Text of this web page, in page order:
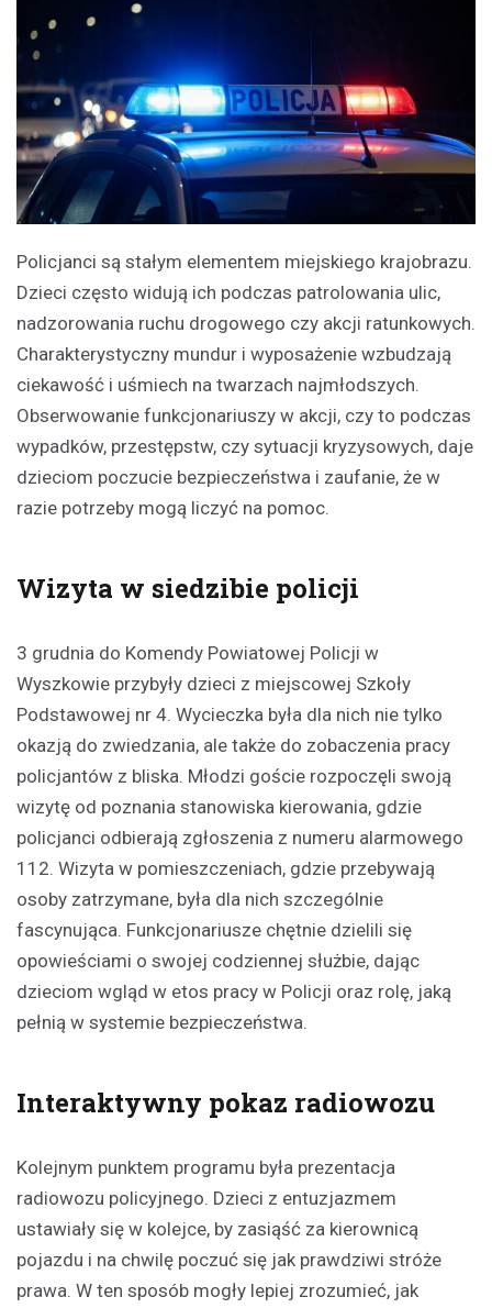
Policjanci są stałym elementem miejskiego krajobrazu.
Dzieci często widują ich podczas patrolowania ulic,
nadzorowania ruchu drogowego czy akcji ratunkowych.
Charakterystyczny mundur i wyposażenie wzbudzają
ciekawość i uśmiech na twarzach najmłodszych.
Obserwowanie funkcjonariuszy w akcji, czy to podczas
wypadków, przestępstw, czy sytuacji kryzysowych, daje
dzieciom poczucie bezpieczeństwa i zaufanie, że w
razie potrzeby mogą liczyć na pomoc.
Wizyta w siedzibie policji
3 grudnia do Komendy Powiatowej Policji w
Wyszkowie przybyły dzieci z miejscowej Szkoły
Podstawowej nr 4. Wycieczka była dla nich nie tylko
okazją do zwiedzania, ale także do zobaczenia pracy
policjantów z bliska. Młodzi goście rozpoczęli swoją
wizytę od poznania stanowiska kierowania, gdzie
policjanci odbierają zgłoszenia z numeru alarmowego
112. Wizyta w pomieszczeniach, gdzie przebywają
osoby zatrzymane, była dla nich szczególnie
fascynująca. Funkcjonariusze chętnie dzielili się
opowieściami o swojej codziennej służbie, dając
dzieciom wgląd w etos pracy w Policji oraz rolę, jaką
pełnią w systemie bezpieczeństwa.
Interaktywny pokaz radiowozu
Kolejnym punktem programu była prezentacja
radiowozu policyjnego. Dzieci z entuzjazmem
ustawiały się w kolejce, by zasiąść za kierownicą
pojazdu i na chwilę poczuć się jak prawdziwi stróże
prawa. W ten sposób mogły lepiej zrozumieć, jak